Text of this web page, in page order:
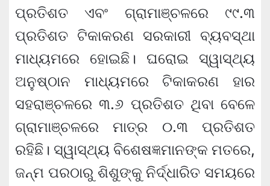
ପ୍ରତିଶତ ଏବଂ ଗ୍ରାମାଞ୍ଚଳରେ ୯୯.୩
ପ୍ରତିଶତ ଟିକାକରଣ ସରକାରୀ ବ୍ୟବସ୍ଥା
ମାଧ୍ୟମରେ ହୋଇଛି। ଘରୋଇ ସ୍ୱାସ୍ଥ୍ୟ
ଅନୁଷ୍ଠାନ ମାଧ୍ୟମରେ ଟିକାକରଣ ହାର
ସହରାଞ୍ଚଳରେ ୩.୬ ପ୍ରତିଶତ ଥିବା ବେଳେ
ଗ୍ରାମାଞ୍ଚଳରେ ମାତ୍ର ୦.୩ ପ୍ରତିଶତ
ରହିଛି। ସ୍ୱାସ୍ଥ୍ୟ ବିଶେଷଜ୍ଞମାନଙ୍କ ମତରେ,
ଜନ୍ମ ପରଠାରୁ ଶିଶୁଙ୍କୁ ନିର୍ଦ୍ଧାରିତ ସମୟରେ